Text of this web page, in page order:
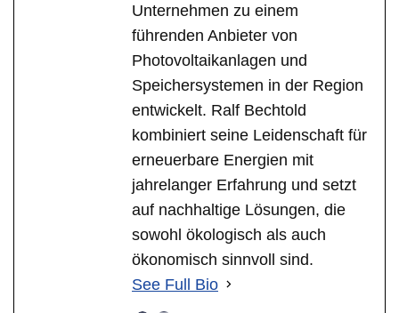
Unternehmen zu einem
führenden Anbieter von
Photovoltaikanlagen und
Speichersystemen in der Region
entwickelt. Ralf Bechtold
kombiniert seine Leidenschaft für
erneuerbare Energien mit
jahrelanger Erfahrung und setzt
auf nachhaltige Lösungen, die
sowohl ökologisch als auch
ökonomisch sinnvoll sind.
See Full Bio